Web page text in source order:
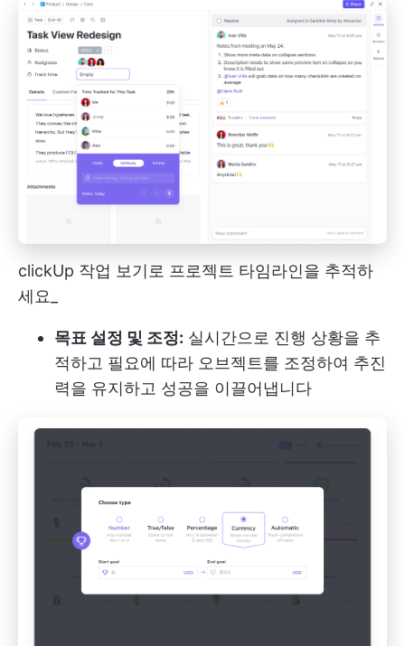
clickUp 작업 보기로 프로젝트 타임라인을 추적하
세요_
목표 설정 및 조정: 실시간으로 진행 상황을 추
적하고 필요에 따라 오브젝트를 조정하여 추진
력을 유지하고 성공을 이끌어냅니다